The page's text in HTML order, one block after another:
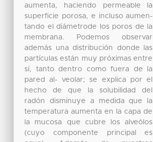
aumenta, haciendo permeable la
superficie porosa, e incluso aumen-
tando el diámetrode los poros de la
membrana. Podemos observar
además una distribución donde las
partículas están muy próximas entre
sí, tanto dentro como fuera de la
pared al- veolar; se explica por el
hecho de que la solubilidad del
radón disminuye a medida que la
temperatura aumenta en la capa de
la mucosa que cubre los alveólos
(cuyo componente principal es